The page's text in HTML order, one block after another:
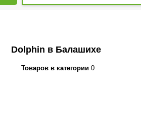
Dolphin в Балашихе
Товаров в категории 0